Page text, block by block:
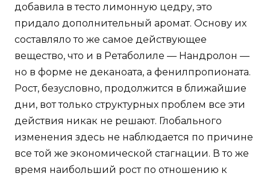
добавила в тесто лимонную цедру, это
придало дополнительный аромат. Основу их
составляло то же самое действующее
вещество, что и в Ретаболиле — Нандролон —
но в форме не деканоата, а фенилпропионата.
Рост, безусловно, продолжится в ближайшие
дни, вот только структурных проблем все эти
действия никак не решают. Глобального
изменения здесь не наблюдается по причине
все той же экономической стагнации. В то же
время наибольший рост по отношению к